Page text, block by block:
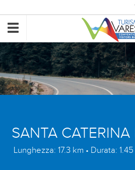
Toggle
navigation
SANTA
Lunghezza: 17.3 km • Durata: